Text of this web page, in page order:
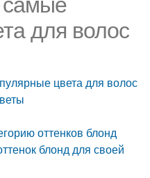
для волос
цвета для волос
оттенков блонд
блонд для своей